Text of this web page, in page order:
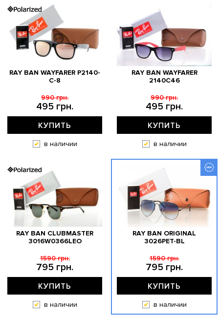
RAY BAN WAYFARER P2140-
C-8
495 грн.
990 грн.
КУПИТЬ
в наличии
RAY BAN WAYFARER
2140C46
495 грн.
990 грн.
КУПИТЬ
в наличии
RAY BAN CLUBMASTER
3016W0366LEO
795 грн.
1590 грн.
КУПИТЬ
в наличии
RAY BAN ORIGINAL
3026PET-BL
795 грн.
1590 грн.
КУПИТЬ
в наличии